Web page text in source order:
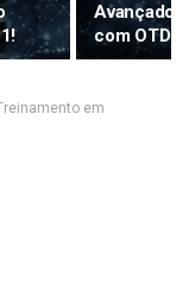
Avançado
com OTDR
em